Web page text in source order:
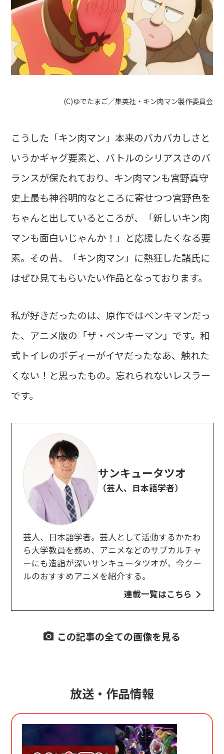
(C)ゆでたまご／集英社・キン肉マン製作委員会
こうした「キン肉マン」本来のバカバカしさと
いうかギャグ要素と、バトルのシリアスさのバ
ランスが保たれており、キン肉マンも宮野真守
史上最も神谷明的なところに寄せつつ宮野色を
ちゃんと出しているところが、「新しいキン肉
マンも面白いじゃんか！」と応援したくなる要
素。その昔、「キン肉マン」に熱狂した諸氏に
はぜひ見てもらいたい作品となっております。
私が好きだったのは、原作ではベンキマンだっ
た、アニメ版の「ザ・ベンキーマン」です。和
式トイレのボディーがイヤだったなあ、触れた
くない！と思ったもの。忘れられないレスラー
です。
サンキュータツオ
（芸人、日本語学者）
芸人、日本語学者。芸人として活動するかたわ
ら大学教員を務め、アニメなどのサブカルチャ
ーにも造詣が深いサンキュータツオが、今クー
ルのおすすめアニメを紹介する。
連載一覧はこちら
この記事の全ての画像を見る
放送・作品情報